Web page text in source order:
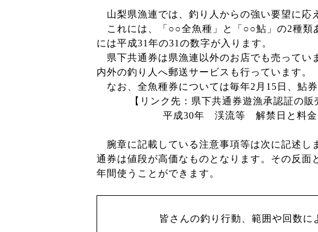
山梨県漁連では、釣り人からの強い要望に応
これには、「○○全魚種」と「○○鮎」の2種類
には平成31 年の31 の数字が入ります。
県下共通券は県漁連以外のお店でも売ってい
内外の釣り人へ郵送サービスも行っています。
なお、全魚種券については毎年2 月 15 日、鮎
【リンク先：県下共通券遊漁承認証の販
平成30年 渓流等 解禁日と料金
腕章に記載している注意事項等は次に記述し
通券は値段が高価なものとなります。その反
年間使うことができます。
皆さんの釣り行動、範囲や回数に